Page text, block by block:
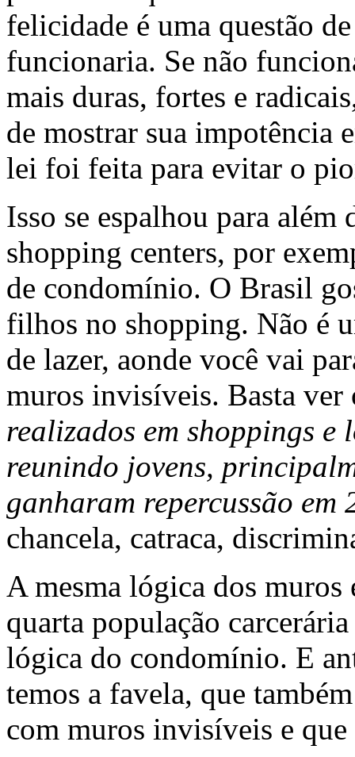
felicidade é uma questão
funcionaria. Se não
mais duras, fortes e
de mostrar sua
lei foi feita para evitar o
Isso se espalhou para
shopping centers, por
de condomínio. O Brasil
filhos no shopping. Não é
de lazer, aonde você vai
muros invisíveis. Basta ver
realizados em shoppings
reunindo jovens,
ganharam repercussão em
chancela, catraca,
A mesma lógica dos muros
quarta população
lógica do condomínio. E
temos a favela, que
com muros invisíveis e que